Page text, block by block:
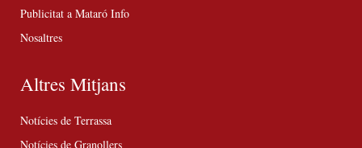
Publicitat a Mataró Info
Nosaltres
Altres Mitjans
Notícies de Terrassa
Notícies de Granollers